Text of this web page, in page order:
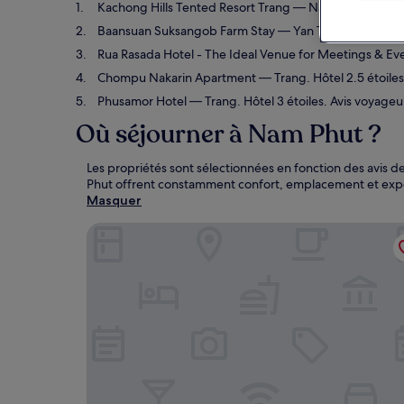
Kachong Hills Tented Resort Trang — Na Yong. Hôtel 4
Baansuan Suksangob Farm Stay— Yan Ta Khao. Hôtel
Rua Rasada Hotel - The Ideal Venue for Meetings &
Chompu Nakarin Apartment— Trang. Hôtel 2.5
Phusamor Hotel— Trang. Hôtel 3 étoiles. Avis
Où séjourner à Nam Phut ?
Les propriétés sont sélectionnées en fonction des avis
Phut offrent constamment confort, emplacement et
Masquer